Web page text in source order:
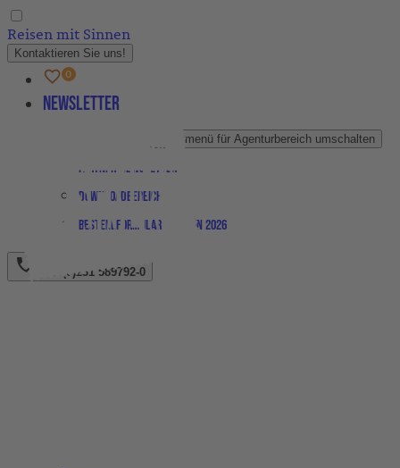
Reisen mit Sinnen
Kontaktieren Sie uns!
Newsletter
Untermenü für Agenturbereich umschalten
Downloadbereich
Bestellformular Magazin 2026
+49 (0)231 589792-0